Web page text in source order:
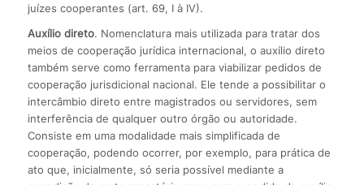
juízes cooperantes (art. 69, I à IV).
Auxílio direto. Nomenclatura mais utilizada para tratar dos
meios de cooperação jurídica internacional, o auxílio direto
também serve como ferramenta para viabilizar pedidos de
cooperação jurisdicional nacional. Ele tende a possibilitar o
intercâmbio direto entre magistrados ou servidores, sem
interferência de qualquer outro órgão ou autoridade.
Consiste em uma modalidade mais simplificada de
cooperação, podendo ocorrer, por exemplo, para prática de
ato que, inicialmente, só seria possível mediante a